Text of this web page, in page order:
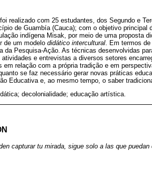
realizado com 25 estudantes, dos Segundo e
de Guambía (Cauca); com o objetivo
indígena Misak, por meio de uma proposta
de um modelo didático intercultural . Em termos de
da Pesquisa-Ação. As técnicas desenvolvidas
atividades e entrevistas a diversos setores
relação com a própria tradição e em
se faz necessário gerar novas práticas
Educativa e, ao mesmo tempo, o saber
decolonialidade; educação artística.
capturar tu mirada, sigue solo a las que